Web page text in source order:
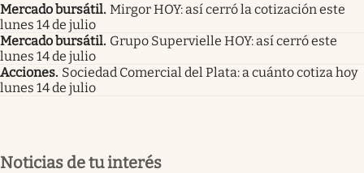
Mercado bursátil. Mirgor HOY: así cerró la cotización este
lunes 14 de julio
Mercado bursátil. Grupo Supervielle HOY: así cerró este
lunes 14 de julio
Acciones. Sociedad Comercial del Plata: a cuánto cotiza hoy
lunes 14 de julio
Noticias de tu interés